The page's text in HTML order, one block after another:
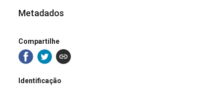
Metadados
Compartilhe
Identificação